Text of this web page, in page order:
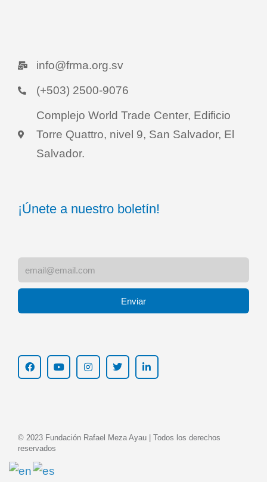
info@frma.org.sv
(+503) 2500-9076
Complejo World Trade Center, Edificio
Torre Quattro, nivel 9, San Salvador, El
Salvador.
¡Únete a nuestro boletín!
Enviar
© 2023 Fundación Rafael Meza Ayau | Todos los derechos
reservados